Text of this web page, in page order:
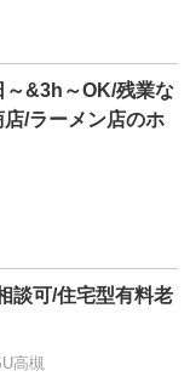
～&3h～OK/残業な
/ラーメン店のホ
談可/住宅型有料老
高槻